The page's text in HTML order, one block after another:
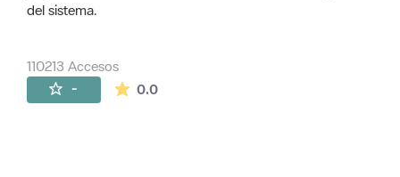
del sistema.
110213 Accesos
- 0.0La valoración media es de 0 estrellas de